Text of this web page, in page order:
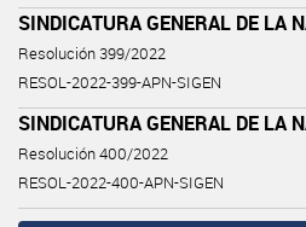
SINDICATURA GENERAL DE LA
Resolución 399/2022
RESOL-2022-399-APN-SIGEN
SINDICATURA GENERAL DE LA
Resolución 400/2022
RESOL-2022-400-APN-SIGEN